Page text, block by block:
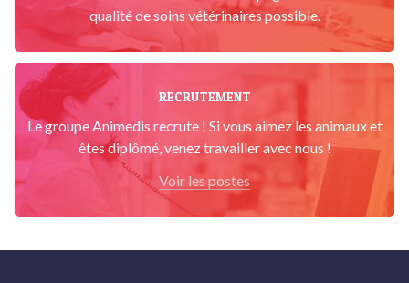
qualité de soins vétérinaires possible.
RECRUTEMENT
Le groupe Animedis recrute ! Si vous aimez les animaux et
êtes diplômé, venez travailler avec nous !
Voir les postes